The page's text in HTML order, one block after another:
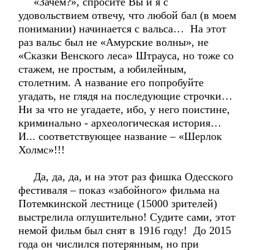
удовольствием отвечу, что любой бал (в моем
понимании) начинается с вальса… На этот
раз вальс был не «Амурские волны», не
«Сказки Венского леса» Штрауса, но тоже со
стажем, не простым, а юбилейным,
столетним. А название его попробуйте
угадать, не глядя на последующие строчки…
Ни за что не угадаете, ибо, у него поистине,
криминально - археологическая история…
И... соответствующее название – «Шерлок
Холмс»!!!
Да, да, да, и на этот раз фишка Одесского
фестиваля – показ «забойного» фильма на
Потемкинской лестнице (15000 зрителей)
выстрелила оглушительно! Судите сами, этот
немой фильм был снят в 1916 году! До 2015
года он числился потерянным, но при